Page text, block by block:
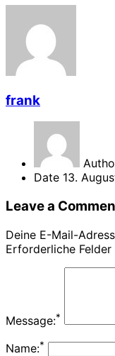
frank
Date 13.
Leave a
Deine E-Mail-
Erforderliche
Message:*
Name:*